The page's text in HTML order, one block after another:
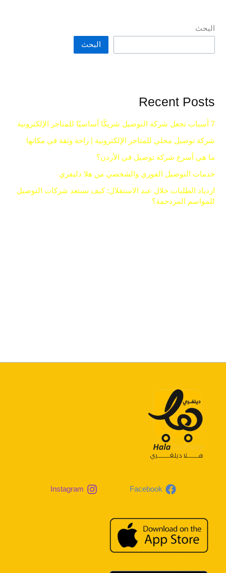
البحث
البحث
Recent Posts
7 أسباب تجعل شركة التوصيل شريكًا أساسيًا للمتاجر الإلكترونية
شركة توصيل محلي للمتاجر الإلكترونية | راحة وثقة في مكانها
ما هي أسرع شركة توصيل في الأردن؟
خدمات التوصيل الفوري والشخصي من هلا دليفري
ازدياد الطلبات خلال عيد الاستقلال: كيف تستعد شركات التوصيل
للمواسم المزدحمة؟
Facebook
Instagram